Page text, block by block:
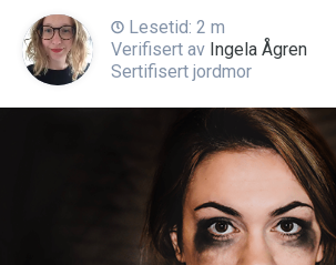
Lesetid: 2 m
Verifisert av Ingela Ågren
Sertifisert jordmor